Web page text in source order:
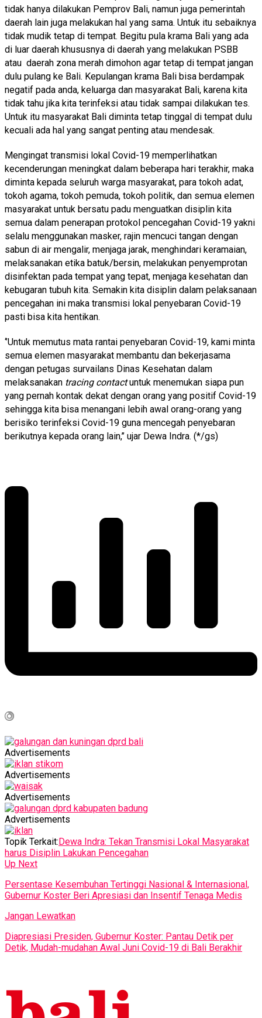
tidak hanya dilakukan Pemprov Bali, namun juga pemerintah
daerah lain juga melakukan hal yang sama. Untuk itu sebaiknya
tidak mudik tetap di tempat. Begitu pula krama Bali yang ada
di luar daerah khususnya di daerah yang melakukan PSBB
atau daerah zona merah dimohon agar tetap di tempat jangan
dulu pulang ke Bali. Kepulangan krama Bali bisa berdampak
negatif pada anda, keluarga dan masyarakat Bali, karena kita
tidak tahu jika kita terinfeksi atau tidak sampai dilakukan tes.
Untuk itu masyarakat Bali diminta tetap tinggal di tempat dulu
kecuali ada hal yang sangat penting atau mendesak.
Mengingat transmisi lokal Covid-19 memperlihatkan
kecenderungan meningkat dalam beberapa hari terakhir, maka
diminta kepada seluruh warga masyarakat, para tokoh adat,
tokoh agama, tokoh pemuda, tokoh politik, dan semua elemen
masyarakat untuk bersatu padu menguatkan disiplin kita
semua dalam penerapan protokol pencegahan Covid-19 yakni
selalu menggunakan masker, rajin mencuci tangan dengan
sabun di air mengalir, menjaga jarak, menghindari keramaian,
melaksanakan etika batuk/bersin, melakukan penyemprotan
disinfektan pada tempat yang tepat, menjaga kesehatan dan
kebugaran tubuh kita. Semakin kita disiplin dalam pelaksanaan
pencegahan ini maka transmisi lokal penyebaran Covid-19
pasti bisa kita hentikan.
‘’Untuk memutus mata rantai penyebaran Covid-19, kami minta
semua elemen masyarakat membantu dan bekerjasama
dengan petugas survailans Dinas Kesehatan dalam
melaksanakan tracing contactuntuk menemukan siapa pun
yang pernah kontak dekat dengan orang yang positif Covid-19
sehingga kita bisa menangani lebih awal orang-orang yang
berisiko terinfeksi Covid-19 guna mencegah penyebaran
berikutnya kepada orang lain,’’ ujar Dewa Indra. (*/gs)
Advertisements
Advertisements
Advertisements
Advertisements
Topik Terkait:Dewa Indra: Tekan Transmisi Lokal Masyarakat
harus Disiplin Lakukan Pencegahan
Up Next
Persentase Kesembuhan Tertinggi Nasional & Internasional,
Gubernur Koster Beri Apresiasi dan Insentif Tenaga Medis
Jangan Lewatkan
Diapresiasi Presiden, Gubernur Koster: Pantau Detik per
Detik, Mudah-mudahan Awal Juni Covid-19 di Bali Berakhir